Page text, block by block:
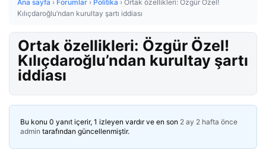
Ana sayfa › Forumlar › Politika › Ortak özellikleri: Özgür Özel!
Kılıçdaroğlu’ndan kurultay şartı iddiası
Ortak özellikleri: Özgür Özel!
Kılıçdaroğlu’ndan kurultay şartı
iddiası
Bu konu 0 yanıt içerir, 1 izleyen vardır ve en son 2 ay 2 hafta önce
admin tarafından güncellenmiştir.